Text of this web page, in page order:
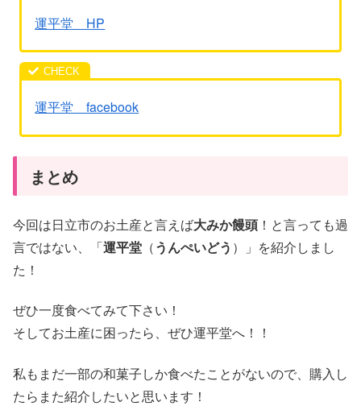
運平堂 HP
運平堂 facebook
まとめ
今回は日立市のお土産と言えば大みか饅頭 ！と言っても過
言ではない、「運平堂 （うんぺいどう ）」を紹介しまし
た！
ぜひ一度食べてみて下さい！
そしてお土産に困ったら、ぜひ運平堂へ！！
私もまだ一部の和菓子しか食べたことがないので、購入し
たらまた紹介したいと思います！